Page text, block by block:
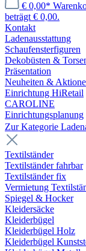
€ 0,00*
beträgt € 0,00.
Kontakt
Laden­ausstattung
Schaufenster­figuren
Dekobüsten &
Präsentation
Neuheiten &
Einrichtung HiRetail
CAROLINE
Einrichtungsplanung
Zur Kategorie
Textilständer
Textilständer fahrbar
Textilständer fix
Vermietung
Spiegel & Hocker
Kleidersäcke
Kleiderbügel
Kleiderbügel Holz
Kleiderbügel